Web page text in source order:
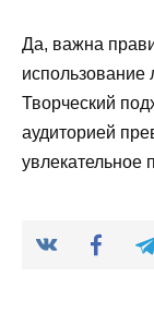
Да, важна
использование
Творческий
аудиторией
увлекательное